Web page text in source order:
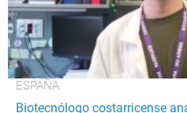
ESPAÑA
Biotecnólogo costarricense